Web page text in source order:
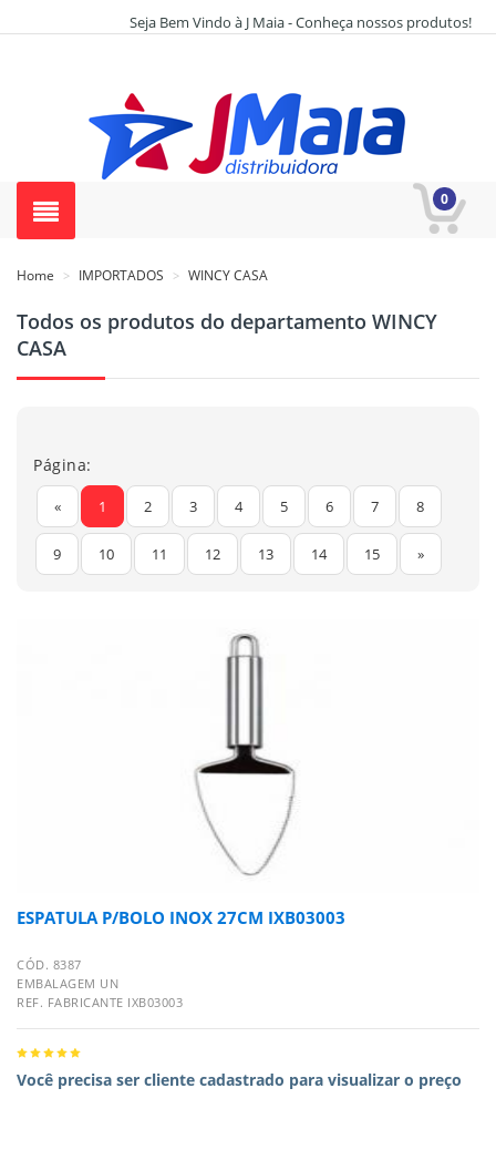
Seja Bem Vindo à J Maia - Conheça nossos produtos!
0
Home > IMPORTADOS > WINCY CASA
Todos os produtos do departamento WINCY
CASA
Página:
« 1 2 3 4 5 6 7 8
9 10 11 12 13 14 15 »
ESPATULA P/BOLO INOX 27CM IXB03003
CÓD. 8387
EMBALAGEM UN
REF. FABRICANTE IXB03003
Você precisa ser cliente cadastrado para visualizar o preço